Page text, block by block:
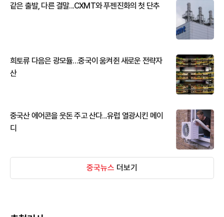
같은 출발, 다른 결말...CXMT와 푸젠진화의 첫 단추
희토류 다음은 광모듈…중국이 움켜쥔 새로운 전략자
산
중국산 에어콘을 웃돈 주고 산다...유럽 열광시킨 메이
디
중국뉴스 더보기